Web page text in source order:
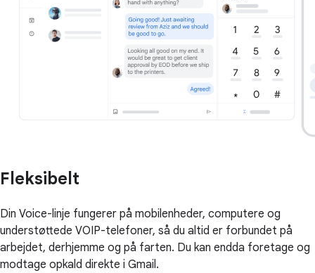
Fleksibelt
Din Voice-linje fungerer på mobilenheder, computere og
understøttede VOIP-telefoner, så du altid er forbundet på
arbejdet, derhjemme og på farten. Du kan endda foretage og
modtage opkald direkte i Gmail.